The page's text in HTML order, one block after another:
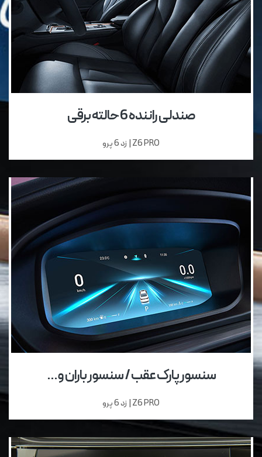
صندلی‌ راننده 6 حالته برقی
Z6 PRO | زد 6 پرو
سنسور پارک عقب / سنسور باران و...
Z6 PRO | زد 6 پرو